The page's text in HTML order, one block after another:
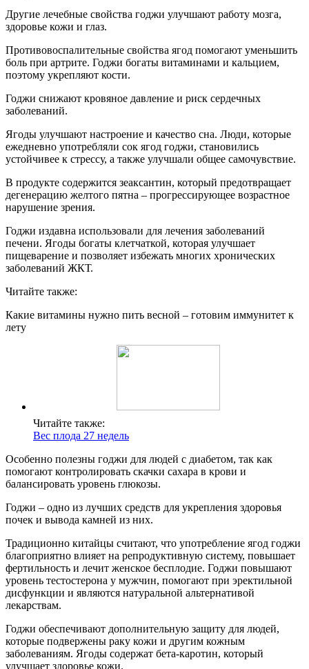
Другие лечебные свойства годжи улучшают работу мозга,
здоровье кожи и глаз.
Противовоспалительные свойства ягод помогают уменьшить
боль при артрите. Годжи богаты витаминами и кальцием,
поэтому укрепляют кости.
Годжи снижают кровяное давление и риск сердечных
заболеваний.
Ягоды улучшают настроение и качество сна. Люди, которые
ежедневно употребляли сок ягод годжи, становились
устойчивее к стрессу, а также улучшали общее самочувствие.
В продукте содержится зеаксантин, который предотвращает
дегенерацию желтого пятна – прогрессирующее возрастное
нарушение зрения.
Годжи издавна использовали для лечения заболеваний
печени. Ягоды богаты клетчаткой, которая улучшает
пищеварение и позволяет избежать многих хронических
заболеваний ЖКТ.
Читайте также:
Какие витамины нужно пить весной – готовим иммунитет к
лету
Читайте также:
Вес плода 27 недель
Особенно полезны годжи для людей с диабетом, так как
помогают контролировать скачки сахара в крови и
балансировать уровень глюкозы.
Годжи – одно из лучших средств для укрепления здоровья
почек и вывода камней из них.
Традиционно китайцы считают, что употребление ягод годжи
благоприятно влияет на репродуктивную систему, повышает
фертильность и лечит женское бесплодие. Годжи повышают
уровень тестостерона у мужчин, помогают при эректильной
дисфункции и являются натуральной альтернативой
лекарствам.
Годжи обеспечивают дополнительную защиту для людей,
которые подвержены раку кожи и другим кожным
заболеваниям. Ягоды содержат бета-каротин, который
улучшает здоровье кожи.